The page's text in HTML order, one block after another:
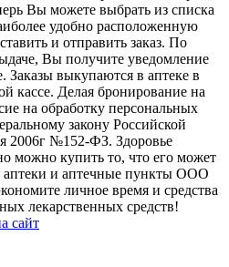
Вы можете выбрать из списка
удобно расположенную
и отправить заказ. По
Вы получите уведомление
Заказы выкупаются в аптеке в
кассе. Делая бронирование на
на обработку персональных
закону Российской
2006г №152-ФЗ. Здоровье
можно купить то, что его может
аптеки и аптечные пункты ООО
личное время и средства
лекарственных средств!
сайт